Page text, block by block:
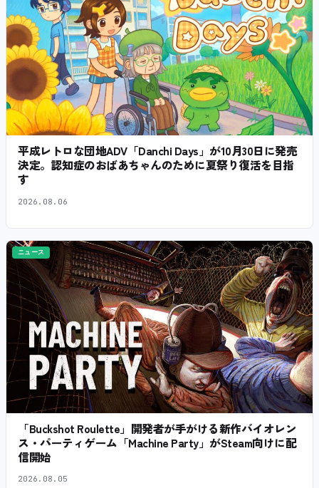
平成レトロな団地ADV「Danchi Days」が10月30日に発売
決定。認知症のおばあちゃんのために夏祭り復活を目指
す
2026.08.06
ニュース
「Buckshot Roulette」開発者が手がける新作バイオレン
ス・パーティゲーム「Machine Party」がSteam向けに配
信開始
2026.08.05